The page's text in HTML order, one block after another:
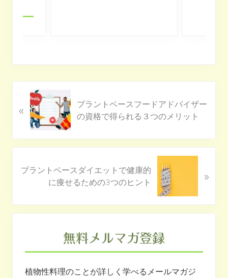
の
«
プラントベースフードアドバイザー
の資格で得られる３つのメリット
の
プラントベースダイエットで健康的
に痩せるための3つのヒント
»
無料メルマガ登録
植物性料理のことが詳しく学べるメールマガジ